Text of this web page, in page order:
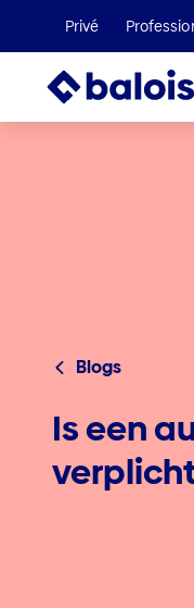
Privé
Blogs
Is een